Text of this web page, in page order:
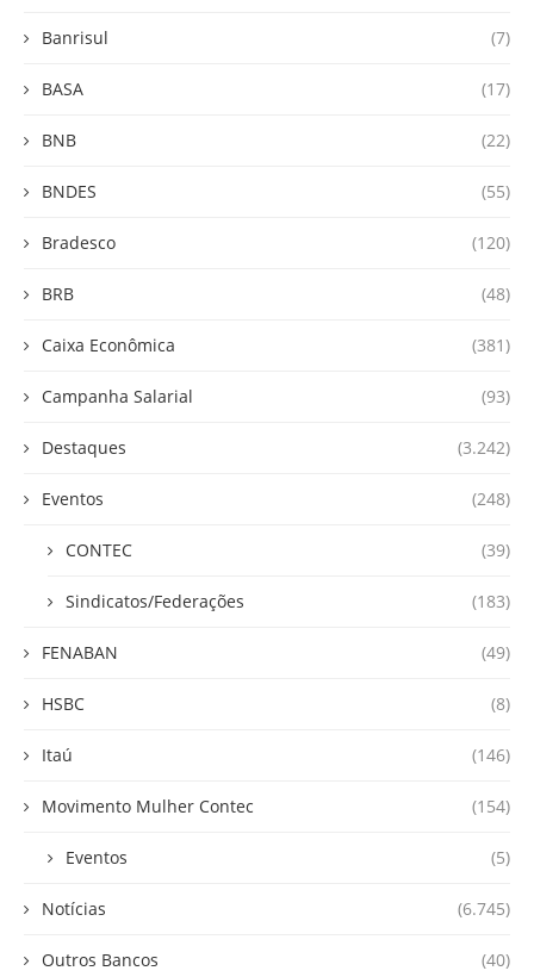
Banrisul (7)
BASA (17)
BNB (22)
BNDES (55)
Bradesco (120)
BRB (48)
Caixa Econômica (381)
Campanha Salarial (93)
Destaques (3.242)
Eventos (248)
CONTEC (39)
Sindicatos/Federações (183)
FENABAN (49)
HSBC (8)
Itaú (146)
Movimento Mulher Contec (154)
Eventos (5)
Notícias (6.745)
Outros Bancos (40)